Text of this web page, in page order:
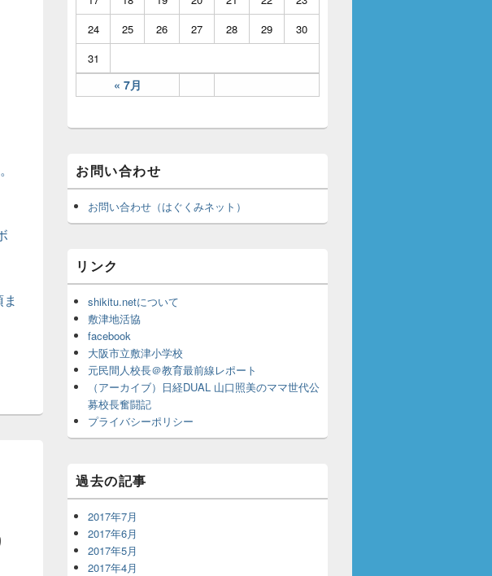
« 7月
24
25 26 27 28 29
30
31
お問い合わせ
お問い合わせ（はぐくみネット）
リンク
shikitu.netについて
敷津地活協
facebook
大阪市立敷津小学校
元民間人校長＠教育最前線レポート
（アーカイブ）日経DUAL 山口照美のママ世代公
募校長奮闘記
プライバシーポリシー
過去の記事
2017年7月
2017年6月
2017年5月
2017年4月